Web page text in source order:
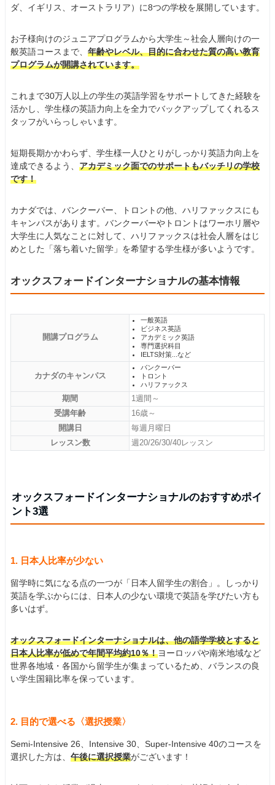
ダ、イギリス、オーストラリア）に8つの学校を展開しています。
お子様向けのジュニアプログラムから大学生～社会人層向けの一
般英語コースまで、 年齢やレベル、目的に合わせた質の高い教育
プログラムが開講されています。
これまで30万人以上の学生の英語学習をサポートしてきた経験を
活かし、学生様の英語力向上を全力でバックアップしてくれるス
タッフがいらっしゃいます。
短期長期かかわらず、学生様一人ひとりがしっかり英語力向上を
達成できるよう、 アカデミック面でのサポートもバッチリの学校
です！
カナダでは、バンクーバー、トロントの他、ハリファックスにも
キャンパスがあります。バンクーバーやトロントはワーホリ層や
大学生に人気なことに対して、ハリファックスは社会人層をはじ
めとした「落ち着いた留学」を希望する学生様が多いようです。
オックスフォードインターナショナルの基本情報
開講プログラム
一般英語
ビジネス英語
アカデミック英語
専門選択科目
IELTS対策...など
カナダのキャンパス
バンクーバー
トロント
ハリファックス
期間
1週間～
受講年齢
16歳～
開講日
毎週月曜日
レッスン数
週20/26/30/40レッスン
オックスフォードインターナショナルのおすすめポイ
ント3選
1. 日本人比率が少ない
留学時に気になる点の一つが「日本人留学生の割合」。しっかり
英語を学ぶからには、日本人の少ない環境で英語を学びたい方も
多いはず。
オックスフォードインターナショナルは、他の語学学校とすると
日本人比率が低めで年間平均約10％！ヨーロッパや南米地域など
世界各地域・各国から留学生が集まっているため、バランスの良
い学生国籍比率を保っています。
2. 目的で選べる〈選択授業〉
Semi-Intensive 26、Intensive 30、Super-Intensive 40のコースを
選択した方は、 午後に選択授業がございます！